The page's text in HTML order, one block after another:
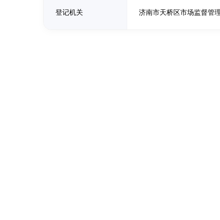
登记机关 济南市天桥区市场监督管